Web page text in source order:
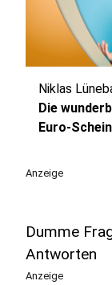
Niklas
Die
Euro-Schein
Anzeige
Dumme
Antworten
Anzeige